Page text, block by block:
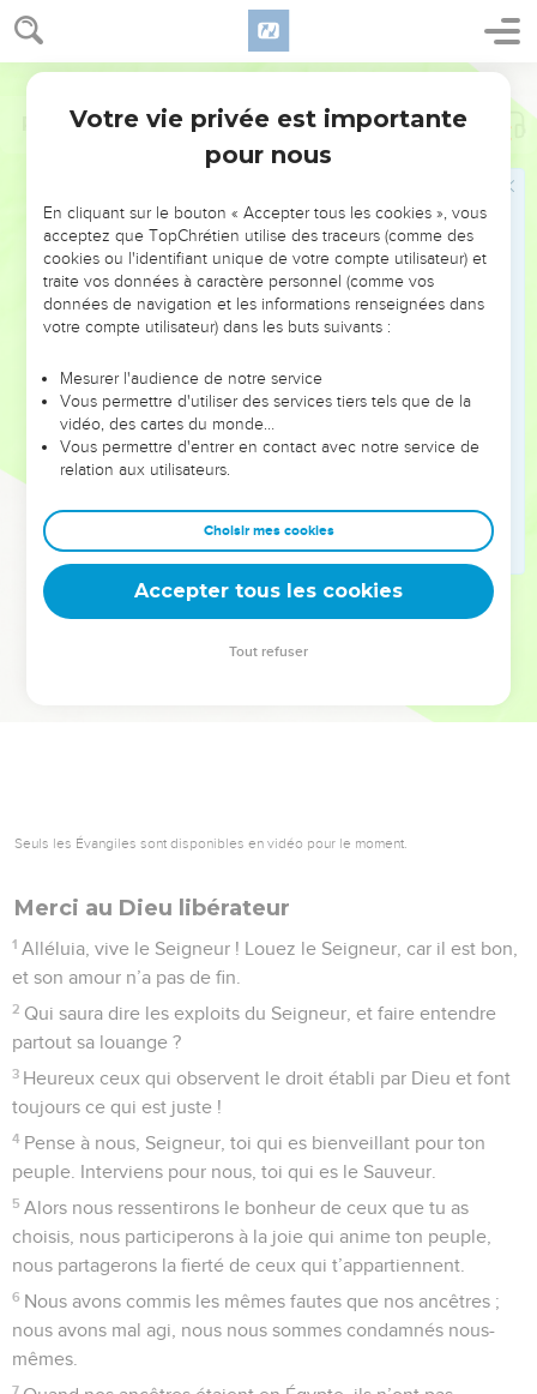
NE MANQUEZ PAS L’ÉVÉNEMENT
DE L’ANNÉE !
ET SI LEURS ERREURS POUVAIENT VOUS ÉVITER LES
VOTRES ?
leur foi ou leur vision. Mais on voit moins les doutes, les erreurs
et les saisons difficiles qu'ils ont traversés, alors même que ce
sont elles qui les ont façonnés.
Dans cette conférence, leaders, entrepreneurs, et responsables
clés pour avancer avec plus de sagesse afin que leurs erreurs
deviennent vos tremplins. Que vous guidiez un ministère, une
équipe, un groupe ou une famille, leur expérience est faite
Psaumes 106
Seuls les Évangiles sont disponibles en vidéo pour le moment.
Merci au Dieu libérateur
1 Alléluia, vive le Seigneur ! Louez le Seigneur, car il est bon,
et son amour n’a pas de fin.
2 Qui saura dire les exploits du Seigneur, et faire entendre
partout sa louange ?
3 Heureux ceux qui observent le droit établi par Dieu et font
toujours ce qui est juste !
4 Pense à nous, Seigneur, toi qui es bienveillant pour ton
peuple. Interviens pour nous, toi qui es le Sauveur.
5 Alors nous ressentirons le bonheur de ceux que tu as
choisis, nous participerons à la joie qui anime ton peuple,
nous partagerons la fierté de ceux qui t’appartiennent.
6 Nous avons commis les mêmes fautes que nos ancêtres ;
nous avons mal agi, nous nous sommes condamnés nous-
mêmes.
7
Votre vie privée est importante
pour nous
En cliquant sur le bouton « Accepter tous les cookies », vous
acceptez que TopChrétien utilise des traceurs (comme des
cookies ou l'identifiant unique de votre compte utilisateur) et
traite vos données à caractère personnel (comme vos
données de navigation et les informations renseignées dans
votre compte utilisateur) dans les buts suivants :
Mesurer l'audience de notre service
Vous permettre d'utiliser des services tiers tels que de la
vidéo, des cartes du monde…
Vous permettre d'entrer en contact avec notre service de
relation aux utilisateurs.
Choisir mes cookies
Accepter tous les cookies
Tout refuser